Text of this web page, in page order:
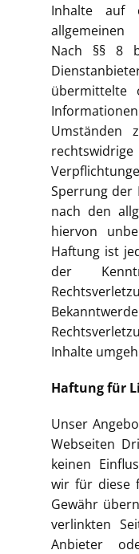
Inhalte auf
allgemeinen
Nach §§ 8
übermittelte
Umständen
Sperrung der
nach den
hiervon
Haftung ist
der
Inhalte
Haftung für
Unser
Webseiten
keinen
wir für diese
Gewähr
verlinkten
Anbieter